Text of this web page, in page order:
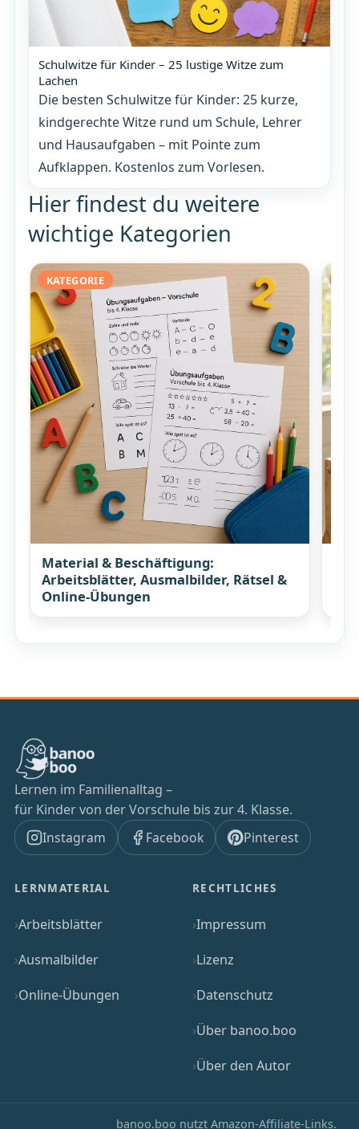
Schulwitze für Kinder – 25 lustige Witze zum
Lachen
Die besten Schulwitze für Kinder: 25 kurze,
kindgerechte Witze rund um Schule, Lehrer
und Hausaufgaben – mit Pointe zum
Aufklappen. Kostenlos zum Vorlesen.
Hier findest du weitere
wichtige Kategorien
KATEGORIE
Material & Beschäftigung:
Arbeitsblätter, Ausmalbilder, Rätsel &
Online-Übungen
Lernen im Familienalltag –
für Kinder von der Vorschule bis zur 4. Klasse.
Instagram
Facebook Pinterest
LERNMATERIAL
Arbeitsblätter
Ausmalbilder
Online-Übungen
RECHTLICHES
Impressum
Lizenz
Datenschutz
Über banoo.boo
Über den Autor
banoo.boo nutzt Amazon-Affiliate-Links.